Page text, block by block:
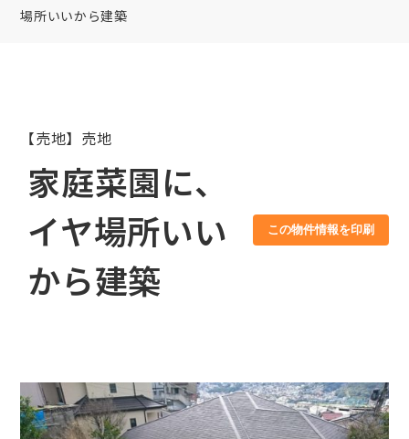
場所いいから建築
【売地】売地
家庭菜園に、
イヤ場所いい
から建築
この物件情報を印刷